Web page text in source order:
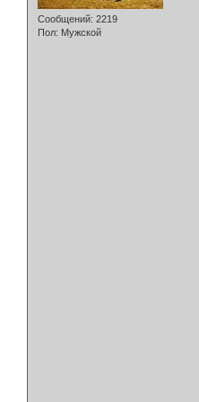
Сообщений: 2219
Пол: Мужской